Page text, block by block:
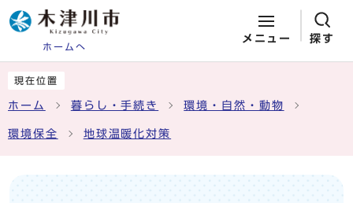
ホームへ
メニュー 探す
現在位置
ホーム 暮らし・手続き 環境・自然・動物
環境保全 地球温暖化対策